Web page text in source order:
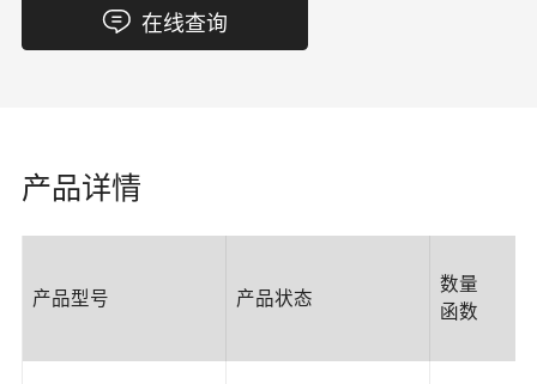
在线查询
产品详情
产品型号 产品状态
数量
函数